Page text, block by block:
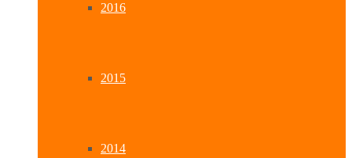
2016
2015
2014